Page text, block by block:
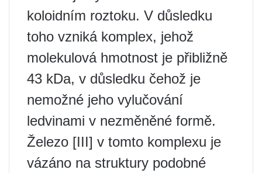
koloidním roztoku. V důsledku
toho vzniká komplex, jehož
molekulová hmotnost je přibližně
43 kDa, v důsledku čehož je
nemožné jeho vylučování
ledvinami v nezměněné formě.
Železo [III] v tomto komplexu je
vázáno na struktury podobné